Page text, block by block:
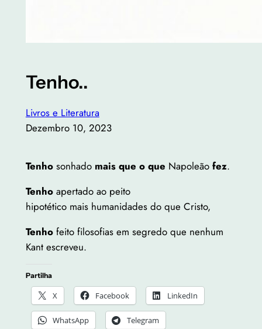
Tenho..
Livros e Literatura
Dezembro 10, 2023
Tenho sonhadomais que o que Napoleãofez.
Tenhoapertado ao peito
hipotético mais humanidades do que Cristo,
Tenhofeito filosofias em segredo que nenhum
Kant escreveu.
Partilha
X Facebook LinkedIn
WhatsApp Telegram